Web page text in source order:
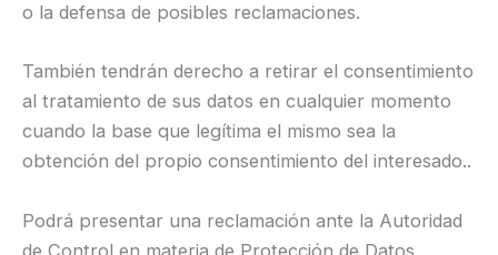
o la defensa de posibles reclamaciones.
También tendrán derecho a retirar el consentimiento
al tratamiento de sus datos en cualquier momento
cuando la base que legítima el mismo sea la
obtención del propio consentimiento del interesado..
Podrá presentar una reclamación ante la Autoridad
de Control en materia de Protección de Datos